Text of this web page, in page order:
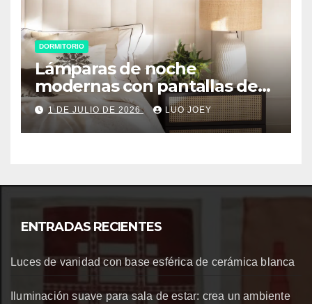
DORMITORIO
Lámparas de noche
modernas con pantallas de
tela
1 DE JULIO DE 2026 LUO JOEY
ENTRADAS RECIENTES
Luces de vanidad con base esférica de cerámica blanca
Iluminación suave para sala de estar: crea un ambiente